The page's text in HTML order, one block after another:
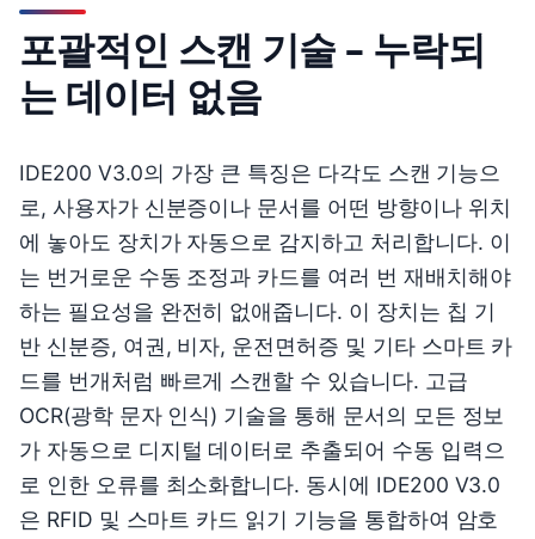
포괄적인 스캔 기술 – 누락되
는 데이터 없음
IDE200 V3.0의 가장 큰 특징은 다각도 스캔 기능으
로, 사용자가 신분증이나 문서를 어떤 방향이나 위치
에 놓아도 장치가 자동으로 감지하고 처리합니다. 이
는 번거로운 수동 조정과 카드를 여러 번 재배치해야
하는 필요성을 완전히 없애줍니다. 이 장치는 칩 기
반 신분증, 여권, 비자, 운전면허증 및 기타 스마트 카
드를 번개처럼 빠르게 스캔할 수 있습니다. 고급
OCR(광학 문자 인식) 기술을 통해 문서의 모든 정보
가 자동으로 디지털 데이터로 추출되어 수동 입력으
로 인한 오류를 최소화합니다. 동시에 IDE200 V3.0
은 RFID 및 스마트 카드 읽기 기능을 통합하여 암호